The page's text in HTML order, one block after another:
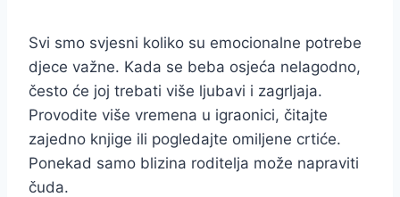
Svi smo svjesni koliko su emocionalne potrebe
djece važne. Kada se beba osjeća nelagodno,
često će joj trebati više ljubavi i zagrljaja.
Provodite više vremena u igraonici, čitajte
zajedno knjige ili pogledajte omiljene crtiće.
Ponekad samo blizina roditelja može napraviti
čuda.